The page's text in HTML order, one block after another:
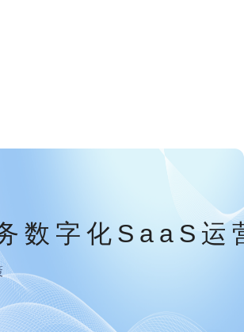
数字化SaaS运